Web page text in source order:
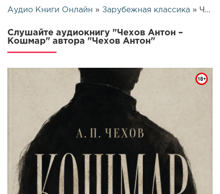
Аудио Книги Онлайн » Зарубежная классика » Чехов Антон – Кошмар | 26296
Слушайте аудиокнигу "Чехов Антон –
Кошмар" автора "Чехов Антон"